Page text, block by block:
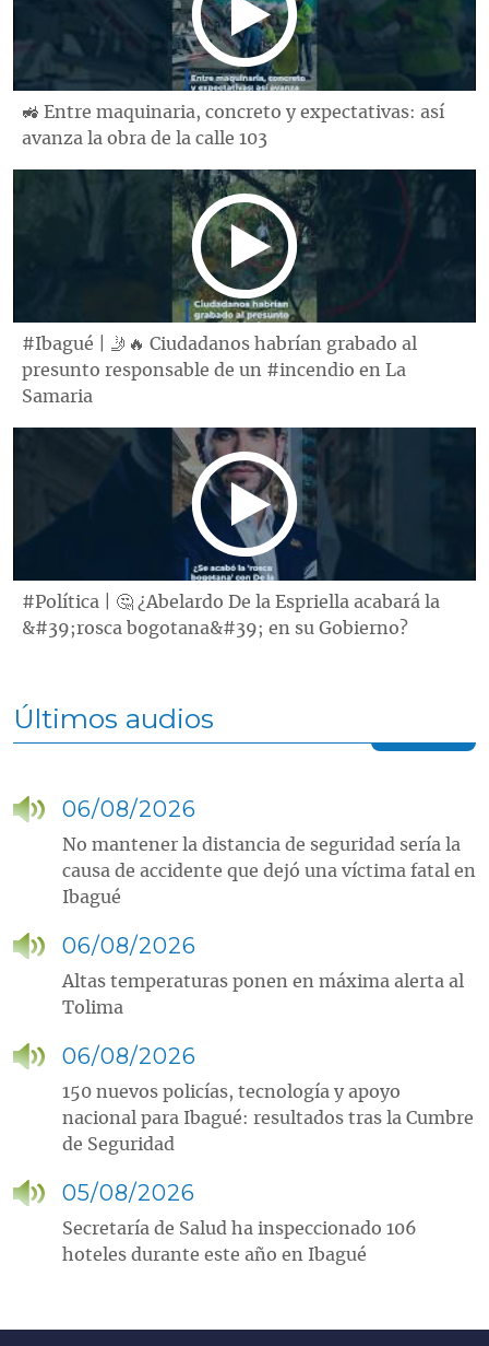
🚜 Entre maquinaria, concreto y expectativas: así
avanza la obra de la calle 103
#Ibagué | 🤳🔥 Ciudadanos habrían grabado al
presunto responsable de un #incendio en La
Samaria
#Política | 🤔 ¿Abelardo De la Espriella acabará la
&#39;rosca bogotana&#39; en su Gobierno?
Últimos audios
06/08/2026
No mantener la distancia de seguridad sería la
causa de accidente que dejó una víctima fatal en
Ibagué
06/08/2026
Altas temperaturas ponen en máxima alerta al
Tolima
06/08/2026
150 nuevos policías, tecnología y apoyo
nacional para Ibagué: resultados tras la Cumbre
de Seguridad
05/08/2026
Secretaría de Salud ha inspeccionado 106
hoteles durante este año en Ibagué